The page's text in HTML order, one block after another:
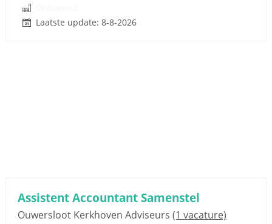
Laatste update: 8-8-2026
Assistent Accountant Samenstel
Ouwersloot Kerkhoven Adviseurs (1 vacature)